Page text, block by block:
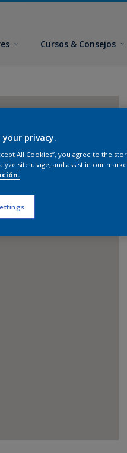
Cursos & Consejos
your privacy.
All Cookies”, you agree to the
site usage, and assist in our